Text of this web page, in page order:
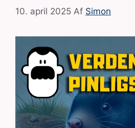
10. april 2025 Af Simon